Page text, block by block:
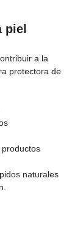
piel
a la
protectora de
naturales